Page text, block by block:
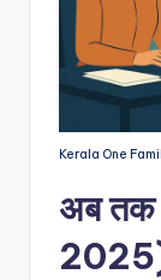
Kerala One
अब तक